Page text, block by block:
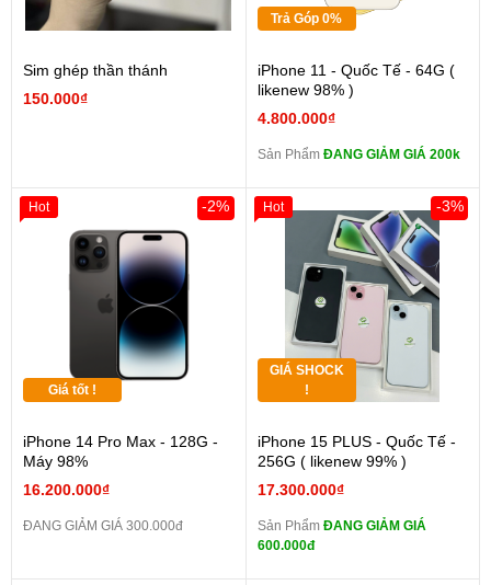
Sim ghép thần thánh
150.000₫
Trả Góp 0%
iPhone 11 - Quốc Tế - 64G (
likenew 98% )
4.800.000₫
Sản Phẩm ĐANG GIẢM GIÁ 200k
Giá tốt !
iPhone 14 Pro Max - 128G -
Máy 98%
16.200.000₫
-2%
ĐANG GIẢM GIÁ 300.000đ
Hot
GIÁ SHOCK
!
iPhone 15 PLUS - Quốc Tế -
256G ( likenew 99% )
17.300.000₫
-3%
Sản Phẩm ĐANG GIẢM GIÁ
600.000đ
Hot